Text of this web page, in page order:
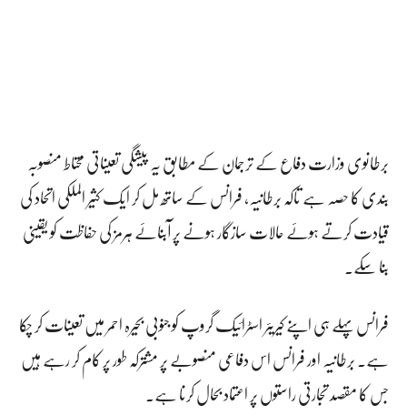
برطانوی وزارت دفاع کے ترجمان کے مطابق یہ پیشگی تعیناتی محتاط منصوبہ
بندی کا حصہ ہے تاکہ برطانیہ، فرانس کے ساتھ مل کر ایک کثیر الملکی اتحاد کی
قیادت کرتے ہوئے حالات سازگار ہونے پر آبنائے ہرمز کی حفاظت کو یقینی
بنا سکے۔
فرانس پہلے ہی اپنے کیریئر اسٹرائیک گروپ کو جنوبی بحیرہ احمر میں تعینات کر چکا
ہے۔ برطانیہ اور فرانس اس دفاعی منصوبے پر مشترکہ طور پر کام کر رہے ہیں
جس کا مقصد تجارتی راستوں پر اعتماد بحال کرنا ہے۔